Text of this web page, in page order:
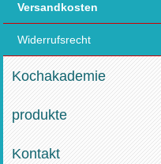
Versandkosten
Widerrufsrecht
Kochakademie
produkte
Kontakt